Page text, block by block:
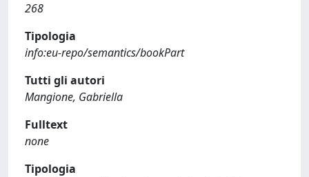
268
Tipologia
info:eu-repo/semantics/bookPart
Tutti gli autori
Mangione, Gabriella
Fulltext
none
Tipologia